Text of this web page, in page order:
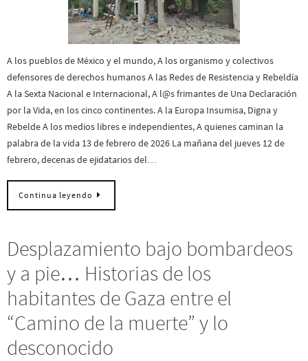
A los pueblos de México y el mundo, A los organismo y colectivos
defensores de derechos humanos A las Redes de Resistencia y Rebeldía
A la Sexta Nacional e Internacional, A l@s frimantes de Una Declaración
por la Vida, en los cinco continentes. A la Europa Insumisa, Digna y
Rebelde A los medios libres e independientes, A quienes caminan la
palabra de la vida 13 de febrero de 2026 La mañana del jueves 12 de
febrero, decenas de ejidatarios del…
Continua leyendo
Desplazamiento bajo bombardeos
y a pie… Historias de los
habitantes de Gaza entre el
“Camino de la muerte” y lo
desconocido